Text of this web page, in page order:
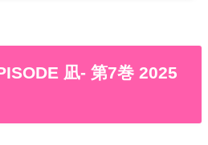
凪- 第7巻 2025